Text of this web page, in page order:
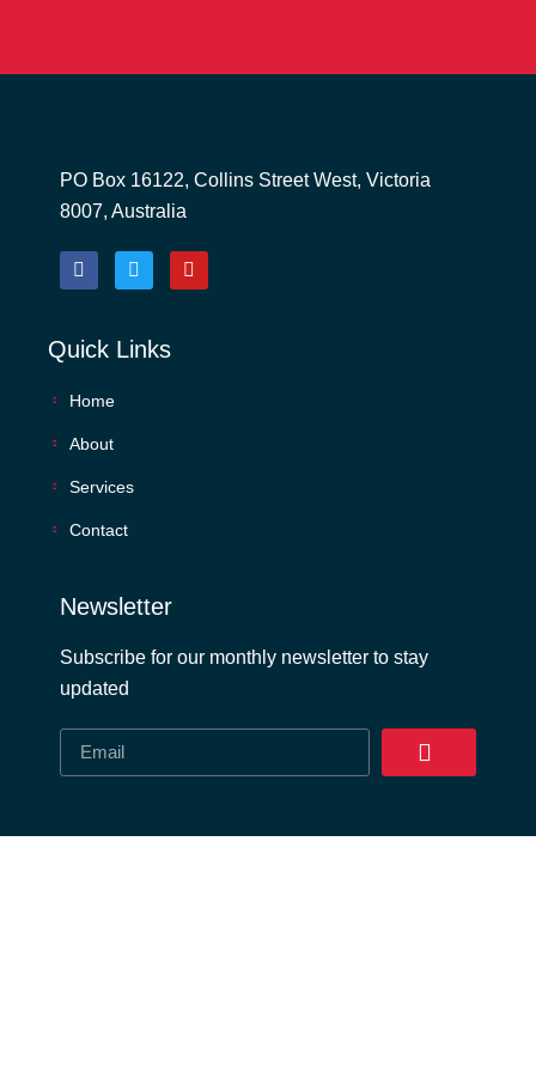
PO Box 16122, Collins Street West, Victoria
8007, Australia
Quick Links
Home
About
Services
Contact
Newsletter
Subscribe for our monthly newsletter to stay
updated